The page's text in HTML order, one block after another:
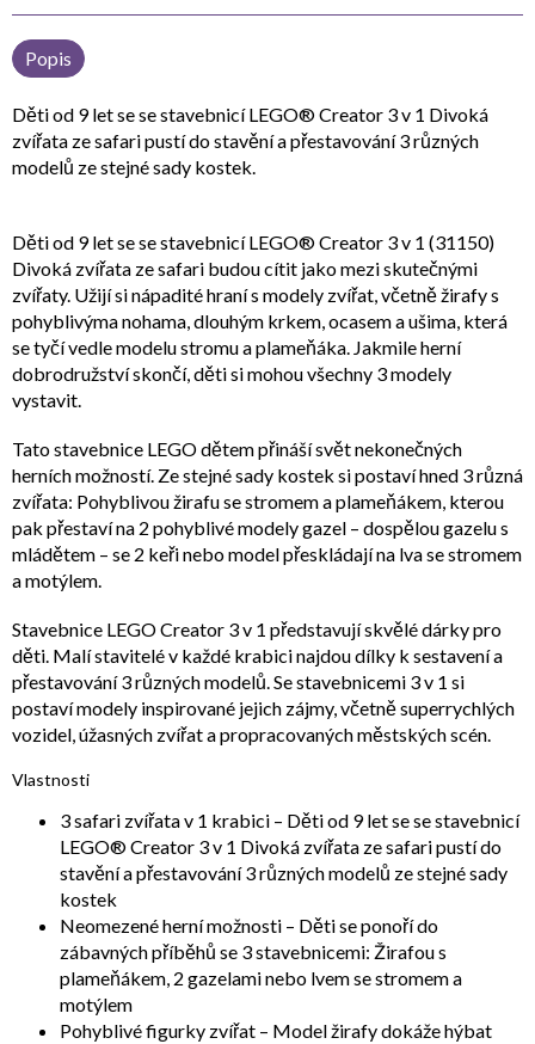
Popis
Děti od 9 let se se stavebnicí LEGO® Creator 3 v 1 Divoká
zvířata ze safari pustí do stavění a přestavování 3 různých
modelů ze stejné sady kostek.
Děti od 9 let se se stavebnicí LEGO® Creator 3 v 1 (31150)
Divoká zvířata ze safari budou cítit jako mezi skutečnými
zvířaty. Užijí si nápadité hraní s modely zvířat, včetně žirafy s
pohyblivýma nohama, dlouhým krkem, ocasem a ušima, která
se tyčí vedle modelu stromu a plameňáka. Jakmile herní
dobrodružství skončí, děti si mohou všechny 3 modely
vystavit.
Tato stavebnice LEGO dětem přináší svět nekonečných
herních možností. Ze stejné sady kostek si postaví hned 3 různá
zvířata: Pohyblivou žirafu se stromem a plameňákem, kterou
pak přestaví na 2 pohyblivé modely gazel – dospělou gazelu s
mládětem – se 2 keři nebo model přeskládají na lva se stromem
a motýlem.
Stavebnice LEGO Creator 3 v 1 představují skvělé dárky pro
děti. Malí stavitelé v každé krabici najdou dílky k sestavení a
přestavování 3 různých modelů. Se stavebnicemi 3 v 1 si
postaví modely inspirované jejich zájmy, včetně superrychlých
vozidel, úžasných zvířat a propracovaných městských scén.
Vlastnosti
3 safari zvířata v 1 krabici – Děti od 9 let se se stavebnicí
LEGO® Creator 3 v 1 Divoká zvířata ze safari pustí do
stavění a přestavování 3 různých modelů ze stejné sady
kostek
Neomezené herní možnosti – Děti se ponoří do
zábavných příběhů se 3 stavebnicemi: Žirafou s
plameňákem, 2 gazelami nebo lvem se stromem a
motýlem
Pohyblivé figurky zvířat – Model žirafy dokáže hýbat